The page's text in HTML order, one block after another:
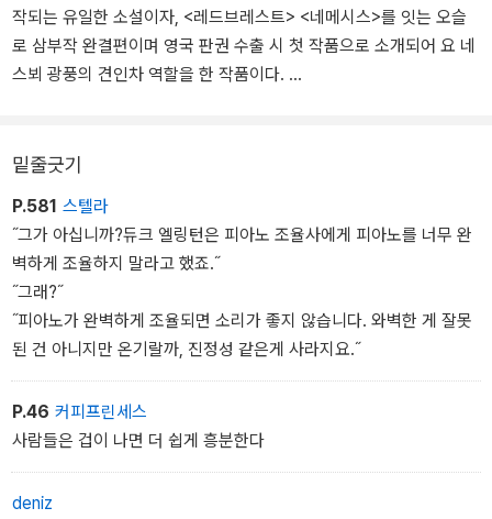
작되는 유일한 소설이자, <레드브레스트> <네메시스>를 잇는 오슬
로 삼부작 완결편이며 영국 판권 수출 시 첫 작품으로 소개되어 요 네
스뵈 광풍의 견인차 역할을 한 작품이다.
첫 살인사건이 발생한다. 손가락이 잘린 채 아파트에서 발견된 여성
드가 발견되었다는 것. 얼마 후 또 다른 실종자가 보고되고, 그녀의 잘
린 손가락만이, 역시 별 모양의 붉은 다이아몬드 반지와 함께 배달된
다. '어떻게'가 아니라 '왜'가 중요한 사건. 해리는 직감적으로 긴장하
는데….
전편에 이어 해결되지 않는 미스터리들로 괴로워하는 해리는 그러나
이번에도 볼레르와 파트너가 되어 이 희대의 연쇄살인을 해결해야 한
다. 하지만 마지막 순간, 해리는 모든 것이 연결되어 있음을 깨닫는다.
핀란드 스릴러 작가협회 선정 최우수 외국소설상 수상작.
밑줄긋기
P.581 스텔라
˝그가 아십니까?듀크 엘링턴은 피아노 조율사에게 피아노를 너무 완
벽하게 조율하지 말라고 했죠.˝
˝그래?˝
˝피아노가 완벽하게 조율되면 소리가 좋지 않습니다. 와벽한 게 잘못
된 건 아니지만 온기랄까, 진정성 같은게 사라지요.˝
P.46 커피프린세스
사람들은 겁이 나면 더 쉽게 흥분한다
deniz